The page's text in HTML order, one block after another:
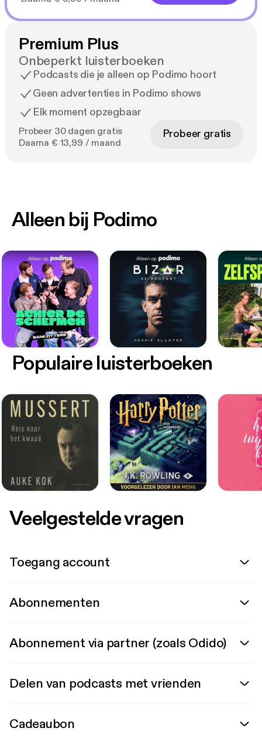
Premium Plus
Onbeperkt luisterboeken
Podcasts die je alleen op Podimo hoort
Geen advertenties in Podimo shows
Elk moment opzegbaar
Probeer 30 dagen gratis
Daarna € 13,99 / maand
Probeer gratis
Alleen bij Podimo
Populaire luisterboeken
Veelgestelde vragen
Toegang account
Abonnementen
Abonnement via partner (zoals Odido)
Delen van podcasts met vrienden
Cadeaubon